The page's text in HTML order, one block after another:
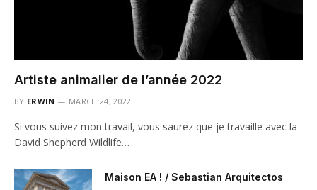
Artiste animalier de l’année 2022
BY ERWIN MARCH 24, 2022
Si vous suivez mon travail, vous saurez que je travaille avec la
David Shepherd Wildlife…
Maison EA ! / Sebastian Arquitectos